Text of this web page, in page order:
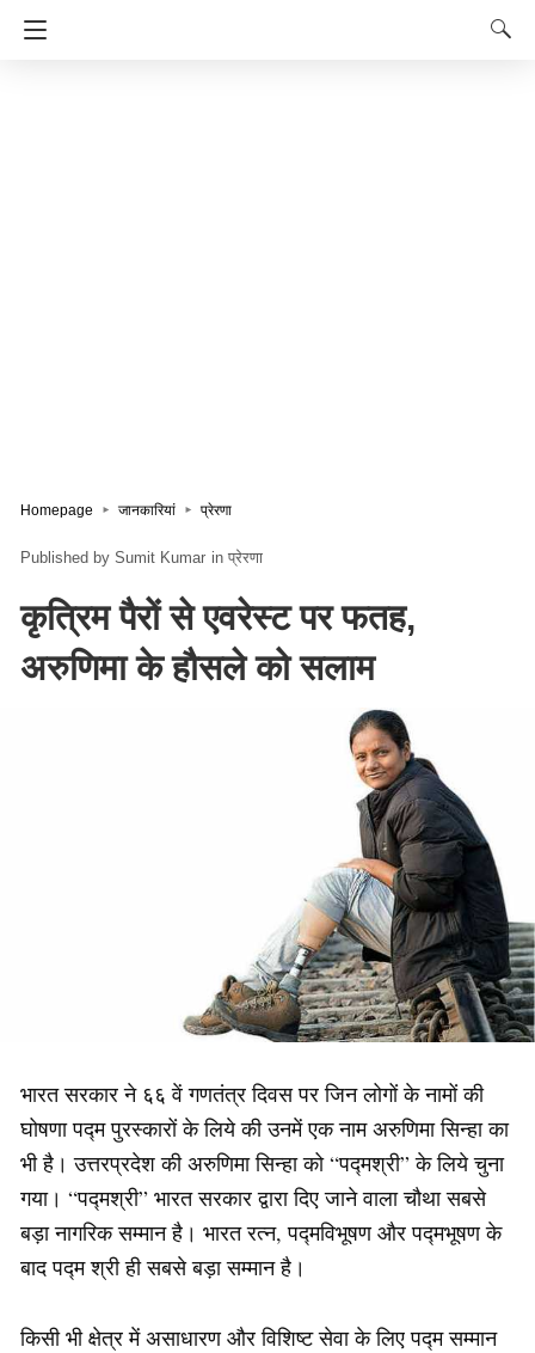
Homepage जानकारियां प्रेरणा
Sumit Kumar in प्रेरणा
कृत्रिम पैरों से एवरेस्ट पर फतह,
अरुणिमा के हौसले को सलाम
भारत सरकार ने ६६ वें गणतंत्र दिवस पर जिन लोगों के नामों की
घोषणा पद्म पुरस्कारों के लिये की उनमें एक नाम अरुणिमा सिन्हा का
भी है। उत्तरप्रदेश की अरुणिमा सिन्हा को “पद्मश्री” के लिये चुना
गया। “पद्मश्री” भारत सरकार द्वारा दिए जाने वाला चौथा सबसे
बड़ा नागरिक सम्मान है। भारत रत्न, पद्मविभूषण और पद्मभूषण के
बाद पद्म श्री ही सबसे बड़ा सम्मान है।
किसी भी क्षेत्र में असाधारण और विशिष्ट सेवा के लिए पद्म सम्मान